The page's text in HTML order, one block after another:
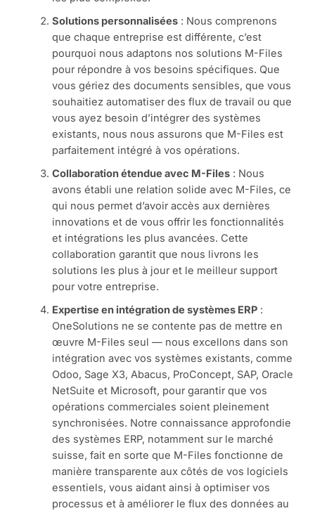
Solutions personnalisées: Nous comprenons
que chaque entreprise est différente, c’est
pourquoi nous adaptons nos solutions M-Files
pour répondre à vos besoins spécifiques. Que
vous gériez des documents sensibles, que vous
souhaitiez automatiser des flux de travail ou que
vous ayez besoin d’intégrer des systèmes
existants, nous nous assurons que M-Files est
parfaitement intégré à vos opérations.
Collaboration étendue avec M-Files: Nous
avons établi une relation solide avec M-Files, ce
qui nous permet d’avoir accès aux dernières
innovations et de vous offrir les fonctionnalités
et intégrations les plus avancées. Cette
collaboration garantit que nous livrons les
solutions les plus à jour et le meilleur support
pour votre entreprise.
Expertise en intégration de systèmes ERP:
OneSolutions ne se contente pas de mettre en
œuvre M-Files seul — nous excellons dans son
intégration avec vos systèmes existants, comme
Odoo, Sage X3, Abacus, ProConcept, SAP, Oracle
NetSuite et Microsoft, pour garantir que vos
opérations commerciales soient pleinement
synchronisées. Notre connaissance approfondie
des systèmes ERP, notamment sur le marché
suisse, fait en sorte que M-Files fonctionne de
manière transparente aux côtés de vos logiciels
essentiels, vous aidant ainsi à optimiser vos
processus et à améliorer le flux des données au